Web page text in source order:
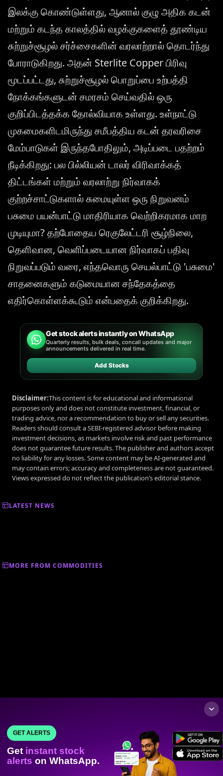
இலக்கு கொண்டுள்ளது, ஆனால் குழு அதிக கடன்
மற்றும் கடந்த காலத்தில் வழக்குகளைத் தூண்டிய
சுற்றுச்சூழல் சர்ச்சைகளின் வரலாற்றால் தொடர்ந்து
போராடுகிறது. அதன் Sterlite Copper பிரிவு
மூடப்பட்டது, சுற்றுச்சூழல் பொறுப்பை உற்பத்தி
நோக்கங்களுடன் சமரசம் செய்வதில் ஒரு
குறிப்பிடத்தக்க தோல்வியாக உள்ளது. உள்நாட்டு
முகமைகளிடமிருந்து சமீபத்திய கடன் தரவரிசை
மேம்பாடுகள் இருந்தபோதிலும், அடிப்படை பதற்றம்
நீடிக்கிறது: பல பில்லியன் டாலர் விரிவாக்கத்
திட்டங்கள் மற்றும் வரலாற்று நிர்வாகக்
குற்றச்சாட்டுகளால் சுமையுள்ள ஒரு நிறுவனம்
பசுமை பயன்பாட்டு மாதிரியாக வெற்றிகரமாக மாற
முடியுமா? தற்போதைய ரெகுலேட்டரி சூழ்நிலை,
தெளிவான, வெளிப்படையான நிர்வாகப் பதிவு
நிறுவப்படும் வரை, எந்தவொரு செயல்பாட்டு 'பசுமை'
சாதனைகளும் கடுமையான சந்தேகத்தை
எதிர்கொள்ளக்கூடும் என்பதைக் குறிக்கிறது.
Get stock alerts instantly on WhatsApp
Quarterly results, bulk deals, concall updates and major
announcements delivered in real time.
Add Stocks
Disclaimer:This content is for educational and informational
purposes only and does not constitute investment, financial, or
trading advice, nor a recommendation to buy or sell any securities.
Readers should consult a SEBI-registered advisor before making
investment decisions, as markets involve risk and past performance
does not guarantee future results. The publisher and authors accept
no liability for any losses. Some content may be AI-generated and
may contain errors; accuracy and completeness are not guaranteed.
Views expressed do not reflect the publication’s editorial stance.
LATEST NEWS
MORE FROM COMMODITIES
GET ALERTS
Get instant stock
alerts on WhatsApp.